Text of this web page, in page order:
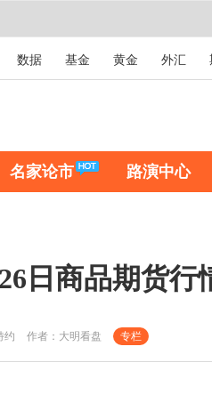
数据 基金 黄金 外汇
名家论市 路演中心
日商品期货行
约 作者：大明看盘 专栏